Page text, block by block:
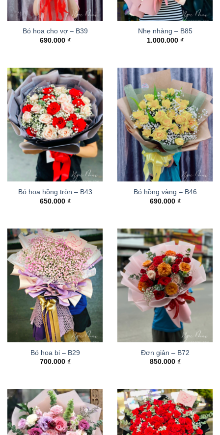
Bó hoa cho vợ – B39
690.000 ₫
Nhẹ nhàng – B85
1.000.000 ₫
Bó hoa hồng tròn – B43
650.000 ₫
Bó hồng vàng – B46
690.000 ₫
Bó hoa bi – B29
700.000 ₫
Đơn giản – B72
850.000 ₫